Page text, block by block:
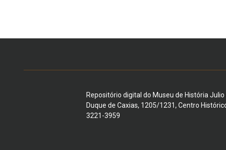
Repositório digital do Museu de História Julio
Duque de Caxias, 1205/1231, Centro
3221-3959